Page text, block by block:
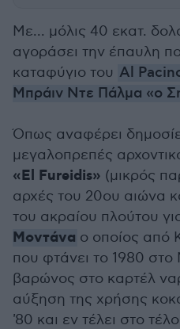
Με... μόλις 40 εκατ.
αγοράσει την έπαυλη
καταφύγιο του Al
Μπράιν Ντε Πάλμα «ο
Όπως αναφέρει
μεγαλοπρεπές
«El Fureidis» (μικρός
αρχές του 20ου αιώνα
του ακραίου πλούτου
Μοντάνα ο οποίος από
που φτάνει το 1980 στο
βαρώνος στο καρτέλ
αύξηση της χρήσης
'80 και εν τέλει στο